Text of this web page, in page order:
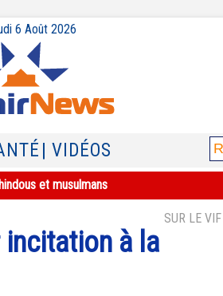
6 Août 2026
| VIDÉOS
et musulmans
SUR LE VIF
incitation à la